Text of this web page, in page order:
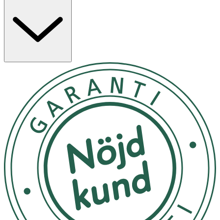
kost.
Phytodroitin™ är ett växtbaserat alternativ till kondroitin,
ett ämne som återfinns i brosk och bindväv, och består
natriumhyaluronat. Kapslarna är vegetabiliska och kan
öppnas vid behov.
Egenskaper
· Veganskt kosttillskott
· Innehåller nypon, Phytodroitin™ och hallonblad
· Fri från gluten, soja, laktos och socker
· Tillverkad i Sverige
· Förpackad i återvinningsbar burk med metallock
Användning & Dosering